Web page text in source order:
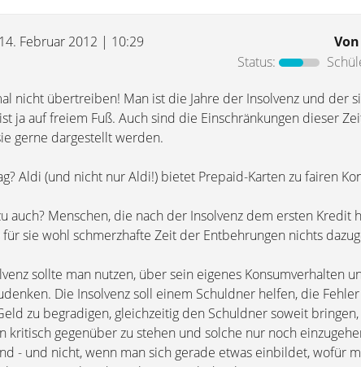
14. Februar 2012 | 10:29 Von
Status:
nicht übertreiben! Man ist die Jahre der Insolvenz und der
ja auf freiem Fuß. Auch sind die Einschränkungen dieser
gerne dargestellt werden.
Aldi (und nicht nur Aldi!) bietet Prepaid-Karten zu fairen
auch? Menschen, die nach der Insolvenz dem ersten Kredit
sie wohl schmerzhafte Zeit der Entbehrungen nichts
sollte man nutzen, über sein eigenes Konsumverhalten
Die Insolvenz soll einem Schuldner helfen, die
zu begradigen, gleichzeitig den Schuldner soweit
kritisch gegenüber zu stehen und solche nur noch
- und nicht, wenn man sich gerade etwas einbildet, wofür